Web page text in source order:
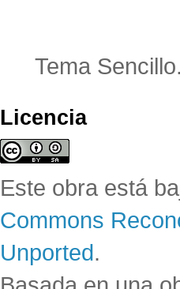
Tema
Licencia
Este obra está
Commons
Unported.